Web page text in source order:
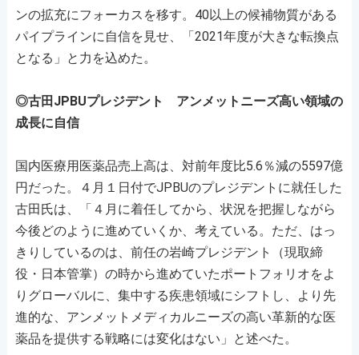
ンの拡充にフォーカスを移す。40以上の候補物質がある
パイプラインに自信を見せ、「2021年度が大きな転換点
となる」と力を込めた。
◎古田JPBUプレジデント アンメットニーズ高い領域の
成長に自信
国内医療用医薬品売上高は、対前年度比5.6％減の5597億
円だった。４月１日付でJPBUのプレジデントに就任した
古田氏は、「４月に着任してから、状況を把握しながら
今後どのように進めていくか、考えている。ただ、はっ
きりしているのは、前任の岩崎プレジデント（現取締
役・日本管掌）の時から進めていたポートフォリオをよ
りグローバルに、集中する疾患領域にシフトし、より先
進的な、アンメットメディカルニーズの高い革新的な医
薬品を提供する戦略には変化はない」と述べた。